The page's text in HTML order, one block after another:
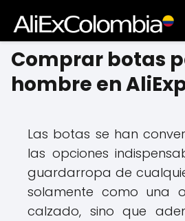
Comprar botas
hombre en
Las botas se han
las opciones
guardarropa de
solamente como una
calzado, sino que